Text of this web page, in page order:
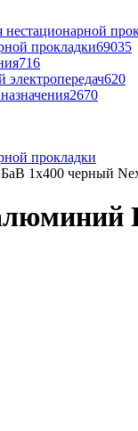
прокладки69035
716
620
2670
прокладки
1x400 черный